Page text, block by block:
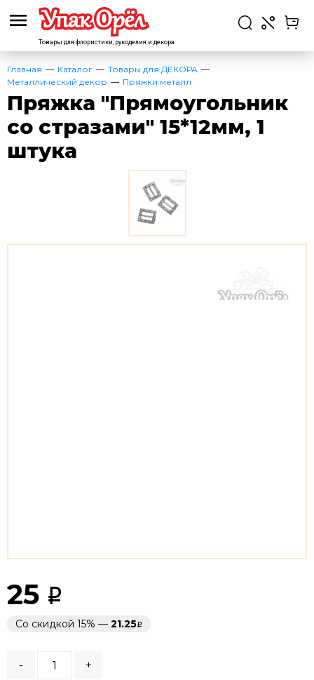
Товары для флористики, рукоделия и декора
Главная Каталог
Товары для ДЕКОРА
Металлический декор
Пряжки металл
Пряжка "Прямоугольник
со стразами" 15*12мм, 1
штука
25
Со скидкой 15% — 21.25
- +